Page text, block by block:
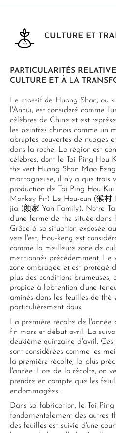
CULTURE ET
PARTICULARITÉS
CULTURE ET À LA
Le massif de Huang Shan, ou
l'Anhui, est considéré comme
célèbres de Chine et est
les peintres chinois comme un
abruptes couvertes de nuages
dans la roche. La région est
célèbres, dont le Tai Ping Hou
thé vert Huang Shan Mao
montagneuse, il n'y a que trois
production de Tai Ping Hou
Monkey Pit) Le Hou-cun (猴
jia (颜家 Yan Family). Notre
d'une ferme de thé située dans
Grâce à sa situation exposée
vers l'est, Hou-keng est
comme la meilleure zone de
mentionnés précédemment. Le
zone ombragée et est protégé
plus des conditions
propice à l'obtention d'une
aminés dans les feuilles de thé
particulièrement doux.
La première récolte de l'année
fin mars et début avril. La
deuxième quinzaine d'avril.
sont considérées comme les
la première récolte, la plus
l'année. Lors de la récolte, on
prendre en compte que les
endommagées.
Dans sa fabrication, le Tai
fondamentalement des autres
des feuilles est suivie d'une